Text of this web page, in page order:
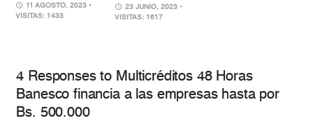
11 AGOSTO, 2023 •
VISITAS: 1433
23 JUNIO, 2023 •
VISITAS: 1617
4 Responses to Multicréditos 48 Horas
Banesco financia a las empresas hasta por
Bs. 500.000